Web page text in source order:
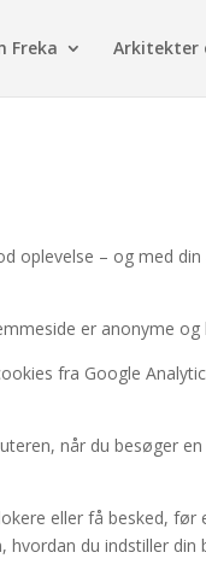
Freka Arkitekter
oplevelse – og med
er anonyme
fra Google
når du besøger
eller få besked,
du indstiller